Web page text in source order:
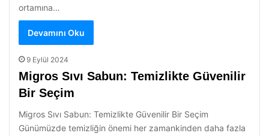
ortamına…
Devamını Oku
9 Eylül 2024
Migros Sıvı Sabun: Temizlikte Güvenilir
Bir Seçim
Migros Sıvı Sabun: Temizlikte Güvenilir Bir Seçim
Günümüzde temizliğin önemi her zamankinden daha fazla